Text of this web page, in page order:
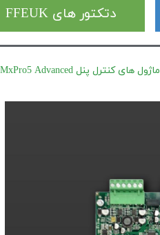
دتکتور های FFEUK
ماژول های کنترل پنل MxPro5 Advanced